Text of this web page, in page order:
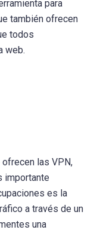
para
también ofrecen
todos
web.
las VPN,
importante
es la
a través de un
una